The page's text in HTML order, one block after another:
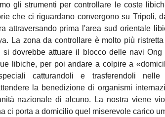
gli strumenti per controllare le coste
che ci riguardano convergono su Tripoli,
attraversando prima l'area sud orientale
La zona da controllare è molto più
si dovrebbe attuare il blocco delle navi Ong
libiche, per poi andare a colpire a
catturandoli e trasferendoli nelle
la benedizione di organismi
nazionale di alcuno. La nostra viene
ci porta a domicilio quel miserevole carico